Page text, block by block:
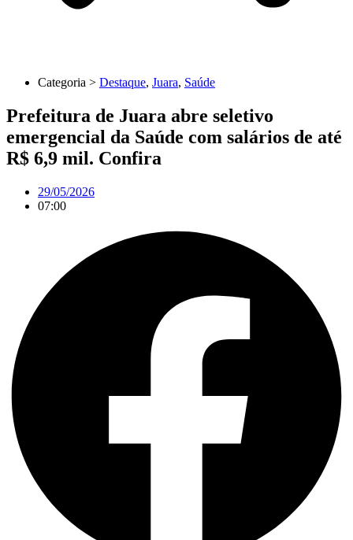
Categoria > Destaque, Juara, Saúde
Prefeitura de Juara abre seletivo
emergencial da Saúde com salários de até
R$ 6,9 mil. Confira
29/05/2026
07:00